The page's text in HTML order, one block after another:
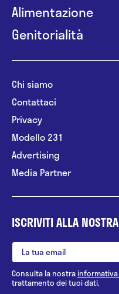
Alimentazione
Genitorialità
Chi siamo
Contattaci
Privacy
Modello 231
Advertising
Media Partner
ISCRIVITI ALLA
Consulta la nostra
trattamento dei tuoi dati.